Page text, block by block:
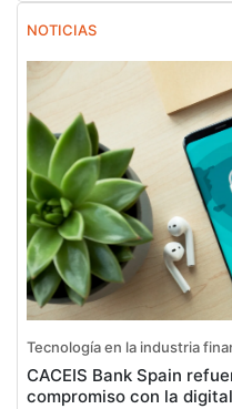
NOTICIAS
Tecnología en la industria
CACEIS Bank Spain
compromiso con la